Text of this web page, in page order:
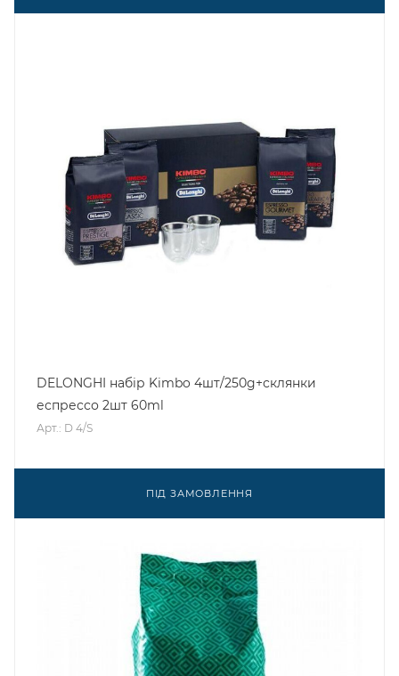
DELONGHI набір Kimbo 4шт/250g+склянки
еспрессо 2шт 60ml
Арт.: D 4/S
ПІД ЗАМОВЛЕННЯ